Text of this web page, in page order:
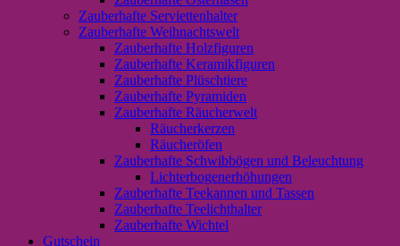
Zauberhafte Serviettenhalter
Zauberhafte Weihnachtswelt
Zauberhafte Holzfiguren
Zauberhafte Keramikfiguren
Zauberhafte Plüschtiere
Zauberhafte Pyramiden
Zauberhafte Räucherwelt
Räucherkerzen
Räucheröfen
Zauberhafte Schwibbögen und Beleuchtung
Lichterbogenerhöhungen
Zauberhafte Teekannen und Tassen
Zauberhafte Teelichthalter
Zauberhafte Wichtel
Gutschein